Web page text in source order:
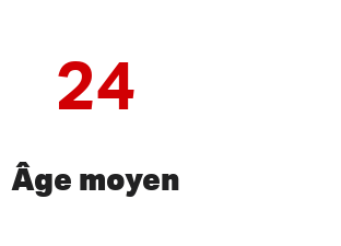
24
Âge moyen